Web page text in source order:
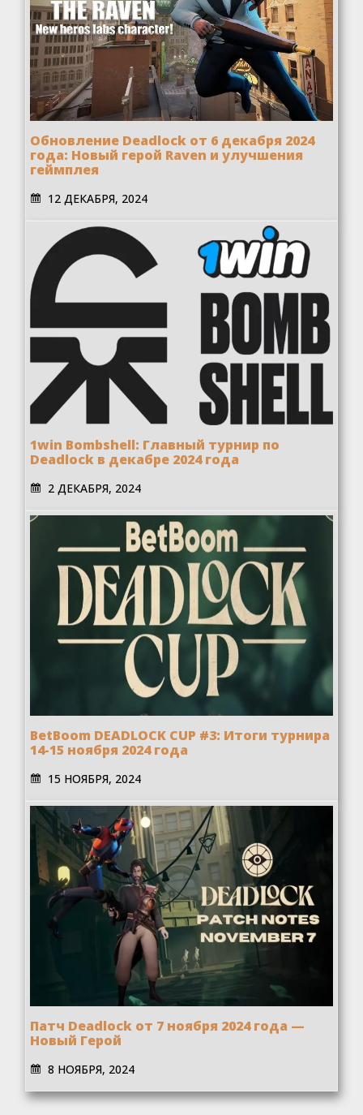
Обновление Deadlock от 6 декабря 2024
года: Новый герой Raven и улучшения
геймплея
12 ДЕКАБРЯ, 2024
1win Bombshell: Главный турнир по
Deadlock в декабре 2024 года
2 ДЕКАБРЯ, 2024
BetBoom DEADLOCK CUP #3: Итоги турнира
14-15 ноября 2024 года
15 НОЯБРЯ, 2024
Патч Deadlock от 7 ноября 2024 года —
Новый Герой
8 НОЯБРЯ, 2024